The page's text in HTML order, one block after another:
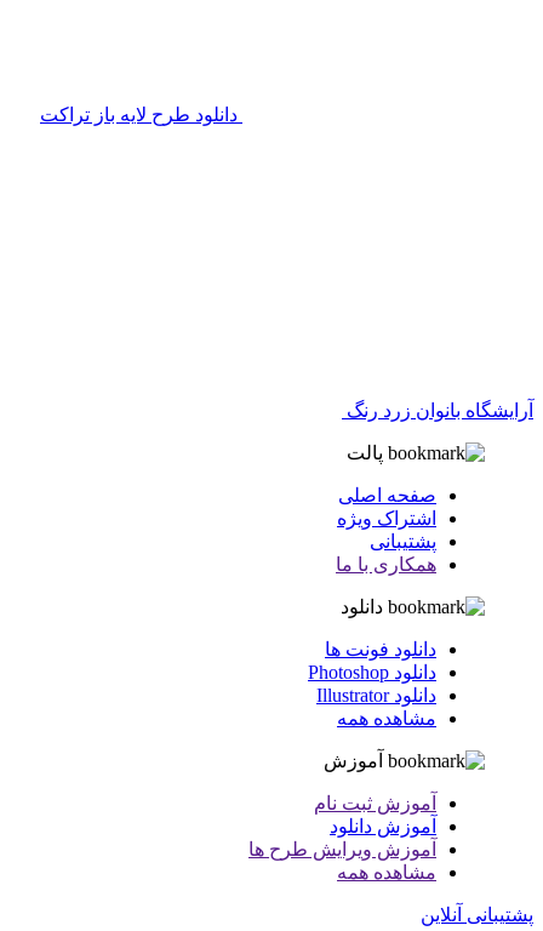
دانلود طرح لایه باز تراکت
آرایشگاه بانوان زرد رنگ
پالت
صفحه اصلی
اشتراک ویژه
پشتیبانی
همکاری با ما
دانلود
دانلود فونت ها
دانلود Photoshop
دانلود Illustrator
مشاهده همه
آموزش
آموزش ثبت نام
آموزش دانلود
آموزش ویرایش طرح ها
مشاهده همه
پشتیبانی آنلاین